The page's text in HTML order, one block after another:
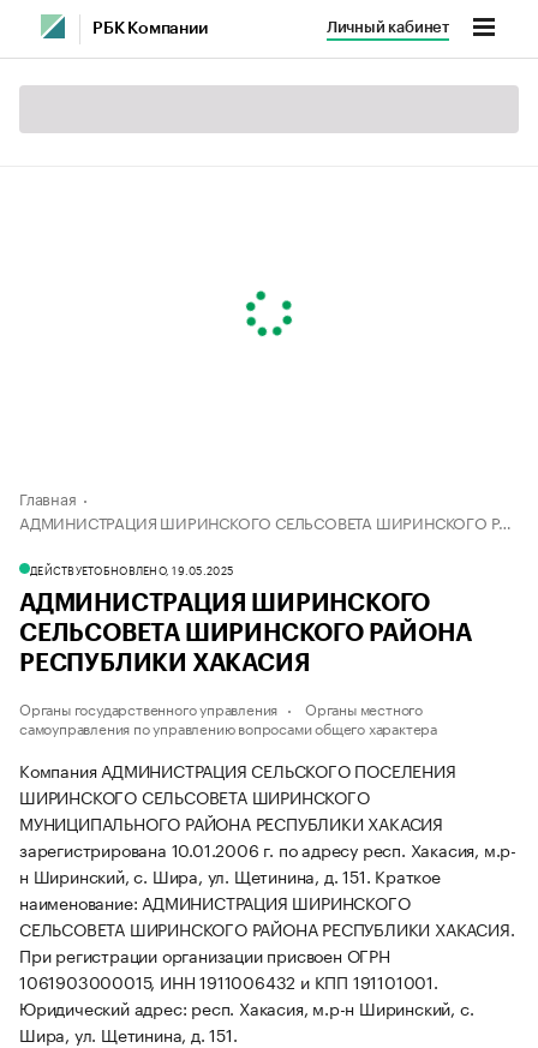
РБК Компании Личный кабинет
Главная
АДМИНИСТРАЦИЯ ШИРИНСКОГО СЕЛЬСОВЕТА ШИРИНСКОГО РАЙОНА РЕСПУБЛИКИ ХАКАСИЯ
ДЕЙСТВУЕТОБНОВЛЕНО, 19.05.2025
АДМИНИСТРАЦИЯ ШИРИНСКОГО
СЕЛЬСОВЕТА ШИРИНСКОГО РАЙОНА
РЕСПУБЛИКИ ХАКАСИЯ
Органы государственного управления
Органы местного
самоуправления по управлению вопросами общего характера
Компания АДМИНИСТРАЦИЯ СЕЛЬСКОГО ПОСЕЛЕНИЯ
ШИРИНСКОГО СЕЛЬСОВЕТА ШИРИНСКОГО
МУНИЦИПАЛЬНОГО РАЙОНА РЕСПУБЛИКИ ХАКАСИЯ
зарегистрирована 10.01.2006 г. по адресу респ. Хакасия, м.р-
н Ширинский, с. Шира, ул. Щетинина, д. 151. Краткое
наименование: АДМИНИСТРАЦИЯ ШИРИНСКОГО
СЕЛЬСОВЕТА ШИРИНСКОГО РАЙОНА РЕСПУБЛИКИ ХАКАСИЯ.
При регистрации организации присвоен ОГРН
1061903000015, ИНН 1911006432 и КПП 191101001.
Юридический адрес: респ. Хакасия, м.р-н Ширинский, с.
Шира, ул. Щетинина, д. 151.